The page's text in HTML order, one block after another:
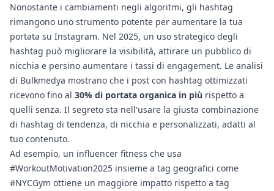
Nonostante i cambiamenti negli algoritmi, gli hashtag
rimangono uno strumento potente per aumentare la tua
portata su Instagram. Nel 2025, un uso strategico degli
hashtag può migliorare la visibilità, attirare un pubblico di
nicchia e persino aumentare i tassi di engagement. Le analisi
di Bulkmedya mostrano che i post con hashtag ottimizzati
ricevono fino al 30% di portata organica in più rispetto a
quelli senza. Il segreto sta nell'usare la giusta combinazione
di hashtag di tendenza, di nicchia e personalizzati, adatti al
tuo contenuto.
Ad esempio, un influencer fitness che usa
#WorkoutMotivation2025 insieme a tag geografici come
#NYCGym ottiene un maggiore impatto rispetto a tag